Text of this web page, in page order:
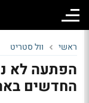
ראשי וול סטריט
הפתעה לא
החדשים